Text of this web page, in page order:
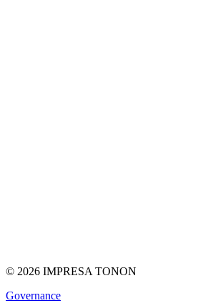
© 2026 IMPRESA TONON
Governance